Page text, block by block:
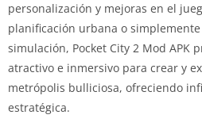
personalización y mejoras en el
planificación urbana o
simulación, Pocket City 2 Mod APK
atractivo e inmersivo para crear y
metrópolis bulliciosa, ofreciendo
estratégica.